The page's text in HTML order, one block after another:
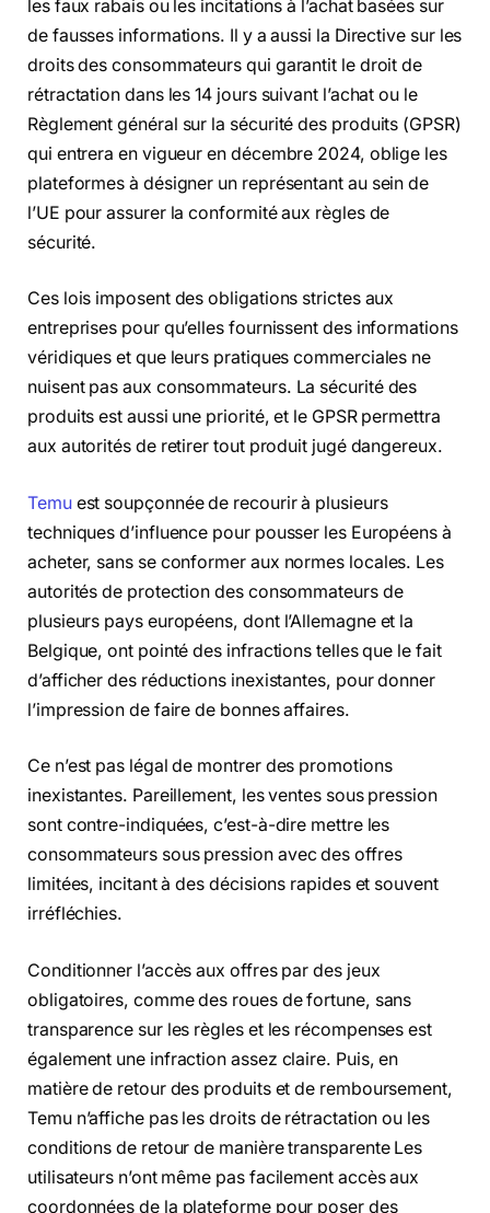
les faux rabais ou les incitations à l’achat basées sur
de fausses informations. Il y a aussi la Directive sur les
droits des consommateurs qui garantit le droit de
rétractation dans les 14 jours suivant l’achat ou le
Règlement général sur la sécurité des produits (GPSR)
qui entrera en vigueur en décembre 2024, oblige les
plateformes à désigner un représentant au sein de
l’UE pour assurer la conformité aux règles de
sécurité.
Ces lois imposent des obligations strictes aux
entreprises pour qu’elles fournissent des informations
véridiques et que leurs pratiques commerciales ne
nuisent pas aux consommateurs. La sécurité des
produits est aussi une priorité, et le GPSR permettra
aux autorités de retirer tout produit jugé dangereux.
Temuest soupçonnée de recourir à plusieurs
techniques d’influence pour pousser les Européens à
acheter, sans se conformer aux normes locales. Les
autorités de protection des consommateurs de
plusieurs pays européens, dont l’Allemagne et la
Belgique, ont pointé des infractions telles que le fait
d’afficher des réductions inexistantes, pour donner
l’impression de faire de bonnes affaires.
Ce n’est pas légal de montrer des promotions
inexistantes. Pareillement, les ventes sous pression
sont contre-indiquées, c’est-à-dire mettre les
consommateurs sous pression avec des offres
limitées, incitant à des décisions rapides et souvent
irréfléchies.
Conditionner l’accès aux offres par des jeux
obligatoires, comme des roues de fortune, sans
transparence sur les règles et les récompenses est
également une infraction assez claire. Puis, en
matière de retour des produits et de remboursement,
Temu n’affiche pas les droits de rétractation ou les
conditions de retour de manière transparente Les
utilisateurs n’ont même pas facilement accès aux
coordonnées de la plateforme pour poser des